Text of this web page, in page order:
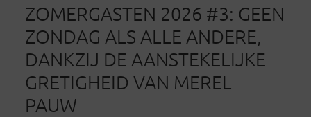
ZOMERGASTEN 2026 #3: GEEN
ZONDAG ALS ALLE ANDERE,
DANKZIJ DE AANSTEKELIJKE
GRETIGHEID VAN MEREL
PAUW